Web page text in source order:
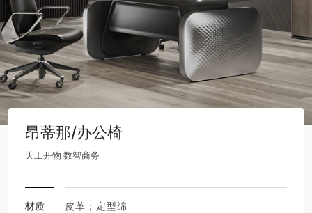
昂蒂那/办公椅
天工开物 数智商务
材质 皮革；定型绵